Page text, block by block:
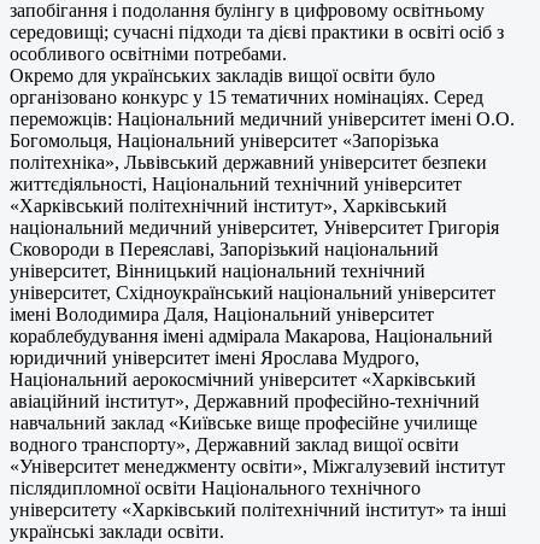
запобігання і подолання булінгу в цифровому освітньому
середовищі; сучасні підходи та дієві практики в освіті осіб з
особливого освітніми потребами.
Окремо для українських закладів вищої освіти було
організовано конкурс у 15 тематичних номінаціях. Серед
переможців: Національний медичний університет імені О.О.
Богомольця, Національний університет «Запорізька
політехніка», Львівський державний університет безпеки
життєдіяльності, Національний технічний університет
«Харківський політехнічний інститут», Харківський
національний медичний університет, Університет Григорія
Сковороди в Переяславі, Запорізький національний
університет, Вінницький національний технічний
університет, Східноукраїнський національний університет
імені Володимира Даля, Національний університет
кораблебудування імені адмірала Макарова, Національний
юридичний університет імені Ярослава Мудрого,
Національний аерокосмічний університет «Харківський
авіаційний інститут», Державний професійно-технічний
навчальний заклад «Київське вище професійне училище
водного транспорту», Державний заклад вищої освіти
«Університет менеджменту освіти», Міжгалузевий інститут
післядипломної освіти Національного технічного
університету «Харківський політехнічний інститут» та інші
українські заклади освіти.